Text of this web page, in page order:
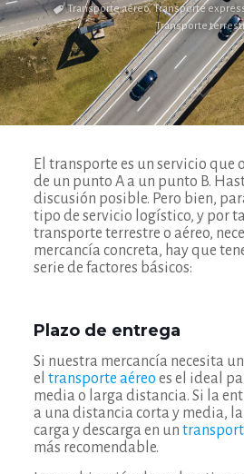
Transporte aéreo,Transporte
Transporte
El transporte es un servicio que
de un punto A a un punto B.
discusión posible. Pero bien,
tipo de servicio logístico, y por
transporte terrestre o aéreo,
mercancía concreta, hay que
serie de factores básicos:
Plazo de entrega
Si nuestra mercancía necesita
el transporte aéreo es el ideal
media o larga distancia. Si la
a una distancia corta y media,
carga y descarga en un
más recomendable.